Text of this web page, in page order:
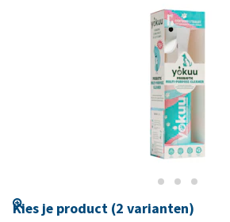
Kies je product (2 varianten)